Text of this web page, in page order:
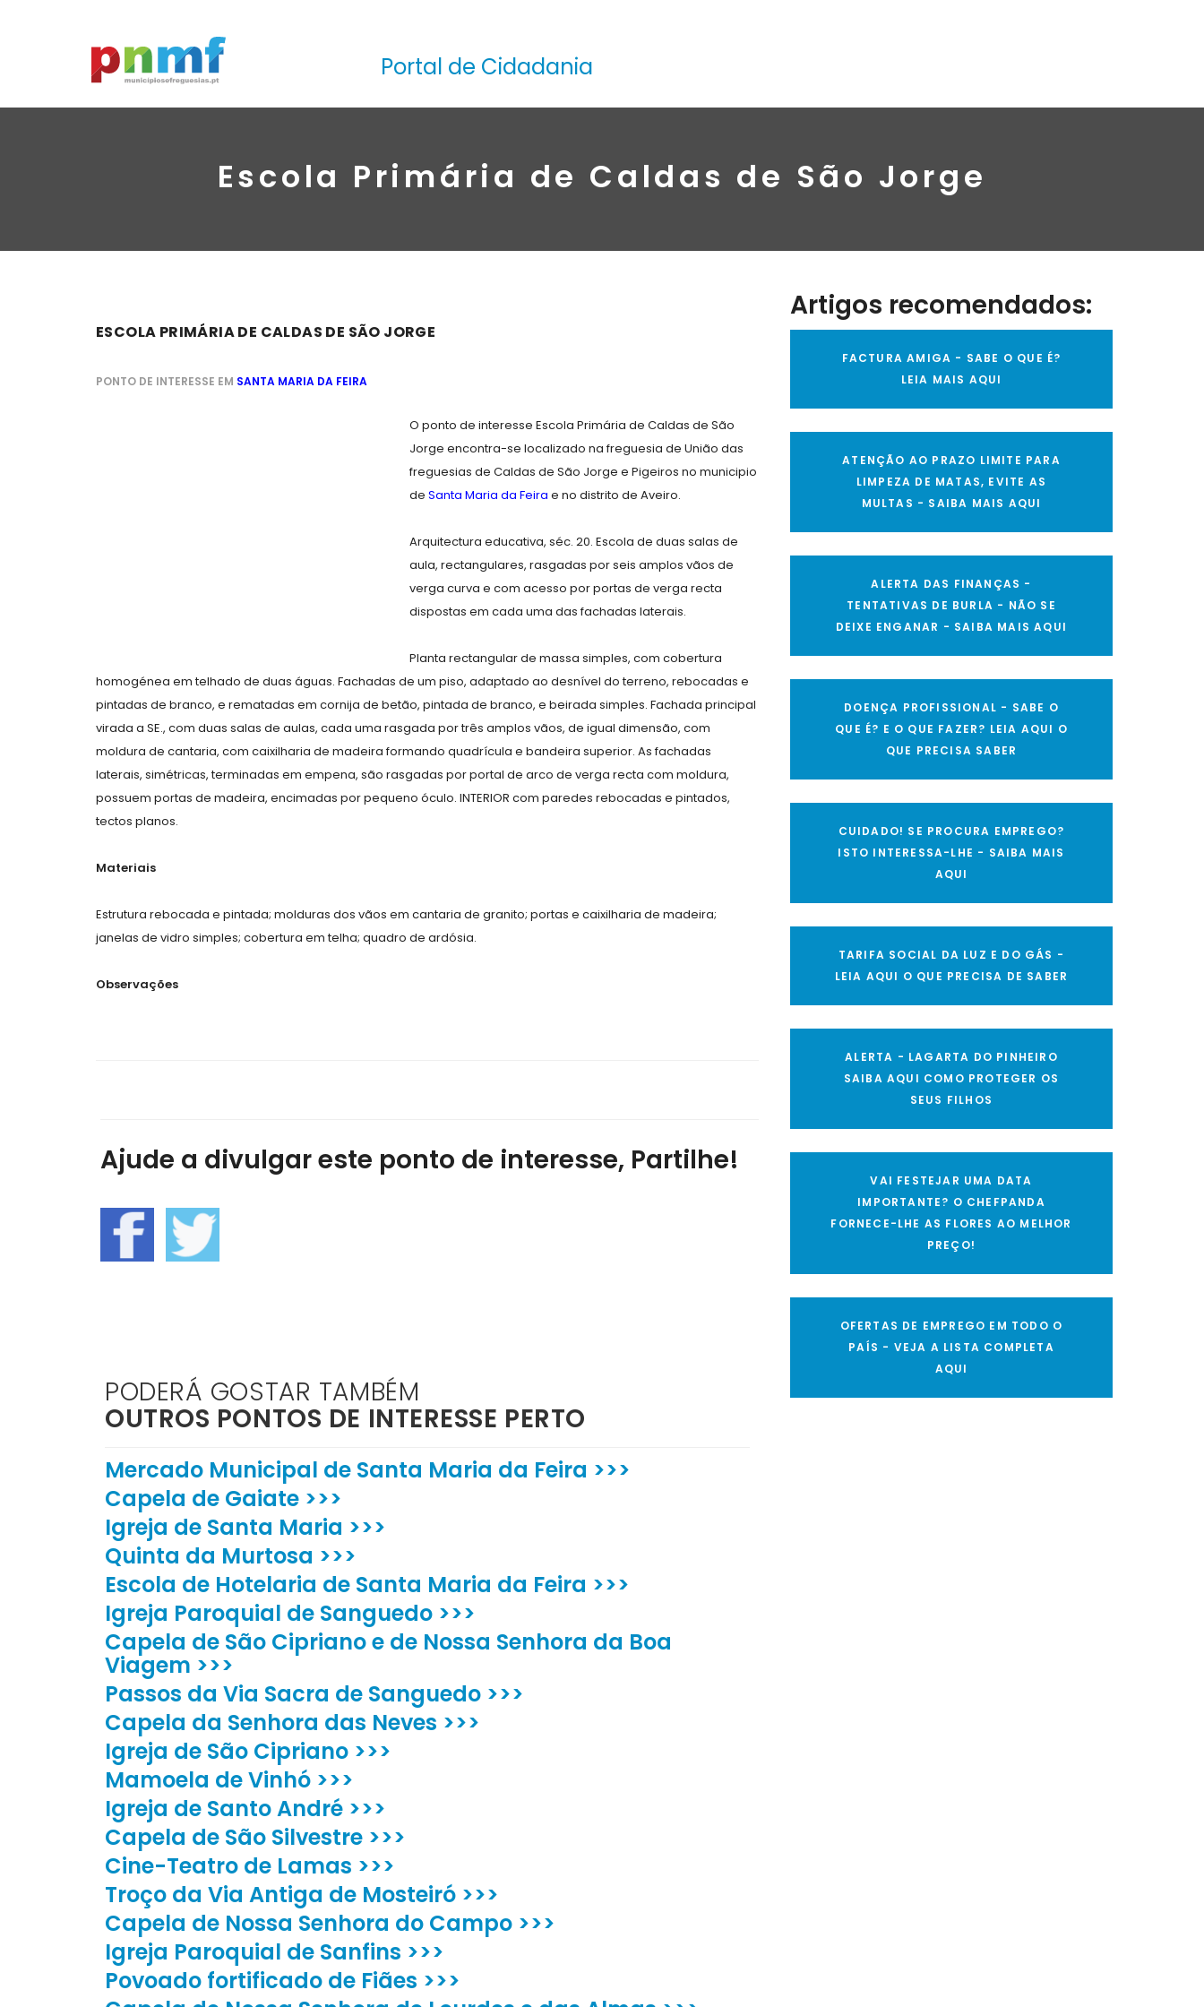
Portal de Cidadania
Escola Primária de Caldas de São Jorge
ESCOLA PRIMÁRIA DE CALDAS DE SÃO JORGE
PONTO DE INTERESSE EM SANTA MARIA DA FEIRA
O ponto de interesse Escola Primária de Caldas de São
Jorge encontra-se localizado na freguesia de União das
freguesias de Caldas de São Jorge e Pigeiros no municipio
de Santa Maria da Feira e no distrito de Aveiro.
Arquitectura educativa, séc. 20. Escola de duas salas de
aula, rectangulares, rasgadas por seis amplos vãos de
verga curva e com acesso por portas de verga recta
dispostas em cada uma das fachadas laterais.
Planta rectangular de massa simples, com cobertura
homogénea em telhado de duas águas. Fachadas de um piso, adaptado ao desnível do terreno, rebocadas e
pintadas de branco, e rematadas em cornija de betão, pintada de branco, e beirada simples. Fachada principal
virada a SE., com duas salas de aulas, cada uma rasgada por três amplos vãos, de igual dimensão, com
moldura de cantaria, com caixilharia de madeira formando quadrícula e bandeira superior. As fachadas
laterais, simétricas, terminadas em empena, são rasgadas por portal de arco de verga recta com moldura,
possuem portas de madeira, encimadas por pequeno óculo. INTERIOR com paredes rebocadas e pintados,
tectos planos.
Materiais
Estrutura rebocada e pintada; molduras dos vãos em cantaria de granito; portas e caixilharia de madeira;
janelas de vidro simples; cobertura em telha; quadro de ardósia.
Observações
Ajude a divulgar este ponto de interesse, Partilhe!
PODERÁ GOSTAR TAMBÉM
OUTROS PONTOS DE INTERESSE PERTO
Mercado Municipal de Santa Maria da Feira >>>
Capela de Gaiate >>>
Igreja de Santa Maria >>>
Quinta da Murtosa >>>
Escola de Hotelaria de Santa Maria da Feira >>>
Igreja Paroquial de Sanguedo >>>
Capela de São Cipriano e de Nossa Senhora da Boa
Viagem >>>
Passos da Via Sacra de Sanguedo >>>
Capela da Senhora das Neves >>>
Igreja de São Cipriano >>>
Mamoela de Vinhó >>>
Igreja de Santo André >>>
Capela de São Silvestre >>>
Cine-Teatro de Lamas >>>
Troço da Via Antiga de Mosteiró >>>
Capela de Nossa Senhora do Campo >>>
Igreja Paroquial de Sanfins >>>
Povoado fortificado de Fiães >>>
Artigos recomendados:
FACTURA AMIGA - SABE O QUE É?
LEIA MAIS AQUI
ATENÇÃO AO PRAZO LIMITE PARA
LIMPEZA DE MATAS, EVITE AS
MULTAS - SAIBA MAIS AQUI
ALERTA DAS FINANÇAS -
TENTATIVAS DE BURLA - NÃO SE
DEIXE ENGANAR - SAIBA MAIS AQUI
DOENÇA PROFISSIONAL - SABE O
QUE É? E O QUE FAZER? LEIA AQUI O
QUE PRECISA SABER
CUIDADO! SE PROCURA EMPREGO?
ISTO INTERESSA-LHE - SAIBA MAIS
AQUI
TARIFA SOCIAL DA LUZ E DO GÁS -
LEIA AQUI O QUE PRECISA DE SABER
ALERTA - LAGARTA DO PINHEIRO
SAIBA AQUI COMO PROTEGER OS
SEUS FILHOS
VAI FESTEJAR UMA DATA
IMPORTANTE? O CHEFPANDA
FORNECE-LHE AS FLORES AO MELHOR
PREÇO!
OFERTAS DE EMPREGO EM TODO O
PAÍS - VEJA A LISTA COMPLETA
AQUI